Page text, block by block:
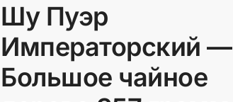
Шу Пуэр
Императорский —
Большое чайное